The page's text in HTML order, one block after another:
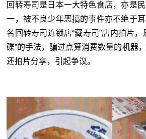
回转寿司是日本一大特色食店，亦是
一，被不良少年恶搞的事件亦不绝于
名回转寿司连锁店“藏寿司”店内拍片，
碟”的手法，骗过点算消费数量的机器
还拍片分享，引起争议。